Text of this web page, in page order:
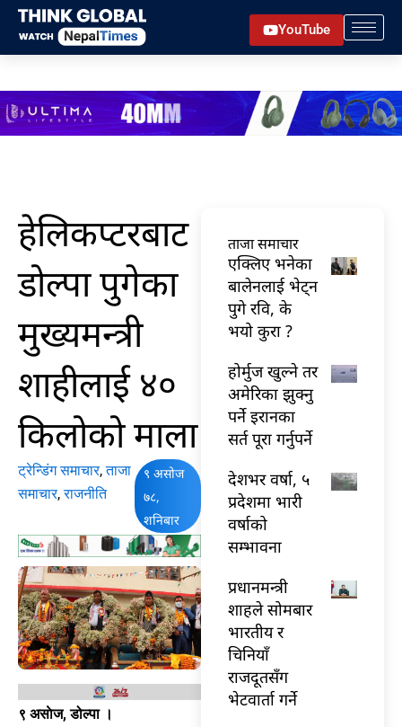
Skip
content
YouTube
हेलिकप्टरबाट
डोल्पा पुगेका
मुख्यमन्त्री
शाहीलाई ४०
किलोको माला
ट्रेन्डिंग समाचार,ताजा
समाचार,राजनीति
९ असोज
७८,
शनिबार
९ असाेज, डोल्पा ।
ताजा समाचार
एक्लिए भनेका
बालेनलाई भेट्न
पुगे रवि, के
भयो कुरा ?
होर्मुज खुल्ने तर
अमेरिका झुक्नु
पर्ने इरानका
सर्त पूरा गर्नुपर्ने
देशभर वर्षा, ५
प्रदेशमा भारी
वर्षाको
सम्भावना
प्रधानमन्त्री
शाहले सोमबार
भारतीय र
चिनियाँ
राजदूतसँग
भेटवार्ता गर्ने